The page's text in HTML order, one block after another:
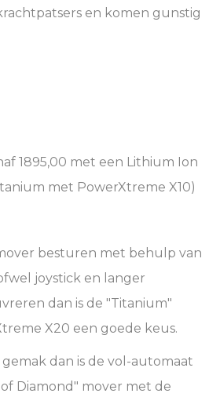
en komen gunstig
1895,00 met een Lithium Ion
met PowerXtreme X10)
besturen met behulp van
joystick en langer
dan is de "Titanium"
X20 een goede keus.
dan is de vol-automaat
Diamond" mover met de